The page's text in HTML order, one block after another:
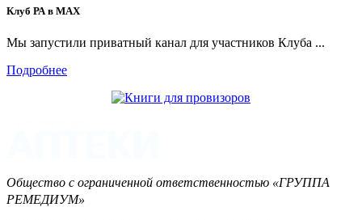
Клуб РА в MAX
Мы запустили приватный канал для участников Клуба ...
Подробнее
Общество с ограниченной ответственностью «ГРУППА
РЕМЕДИУМ»